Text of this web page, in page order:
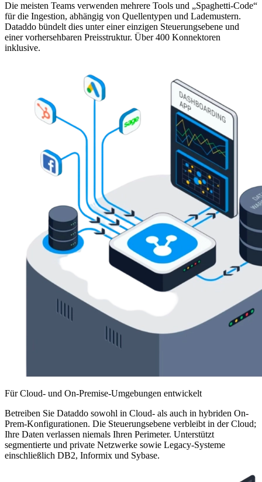
Die meisten Teams verwenden mehrere Tools und „Spaghetti-Code“
für die Ingestion, abhängig von Quellentypen und Lademustern.
Dataddo bündelt dies unter einer einzigen Steuerungsebene und
einer vorhersehbaren Preisstruktur. Über 400 Konnektoren
inklusive.
Für Cloud- und On-Premise-Umgebungen entwickelt
Betreiben Sie Dataddo sowohl in Cloud- als auch in hybriden On-
Prem-Konfigurationen. Die Steuerungsebene verbleibt in der Cloud;
Ihre Daten verlassen niemals Ihren Perimeter. Unterstützt
segmentierte und private Netzwerke sowie Legacy-Systeme
einschließlich DB2, Informix und Sybase.